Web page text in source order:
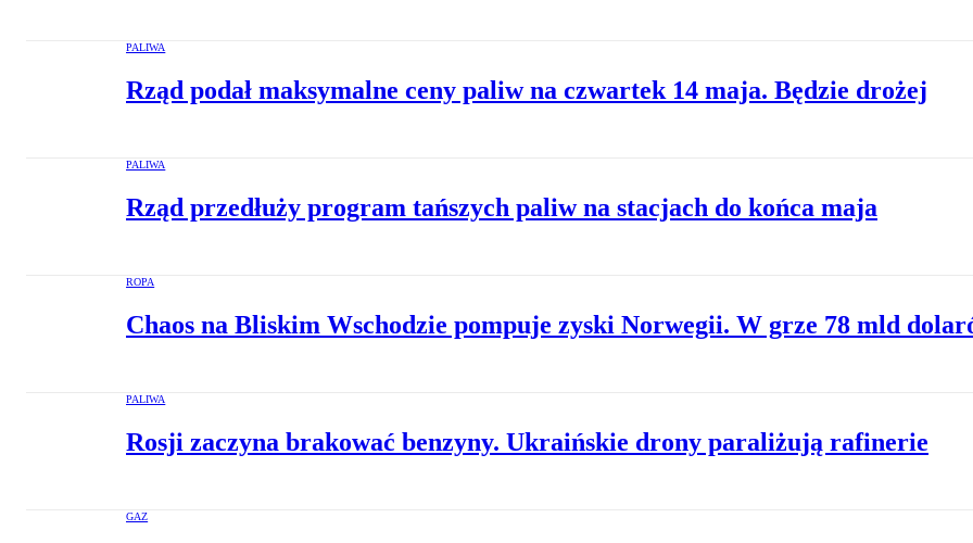
PALIWA
Rząd podał maksymalne ceny paliw na czwartek 14 maja. Będzie drożej
PALIWA
Rząd przedłuży program tańszych paliw na stacjach do końca maja
ROPA
Chaos na Bliskim Wschodzie pompuje zyski Norwegii. W grze 78 mld
PALIWA
Rosji zaczyna brakować benzyny. Ukraińskie drony paraliżują rafinerie
GAZ